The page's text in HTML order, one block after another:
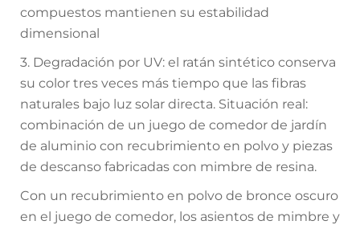
compuestos mantienen su estabilidad
dimensional
3. Degradación por UV: el ratán sintético conserva
su color tres veces más tiempo que las fibras
naturales bajo luz solar directa. Situación real:
combinación de un juego de comedor de jardín
de aluminio con recubrimiento en polvo y piezas
de descanso fabricadas con mimbre de resina.
Con un recubrimiento en polvo de bronce oscuro
en el juego de comedor, los asientos de mimbre y